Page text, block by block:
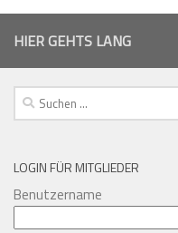
HIER GEHTS LANG
Suchen
nach:
LOGIN FÜR MITGLIEDER
Benutzername